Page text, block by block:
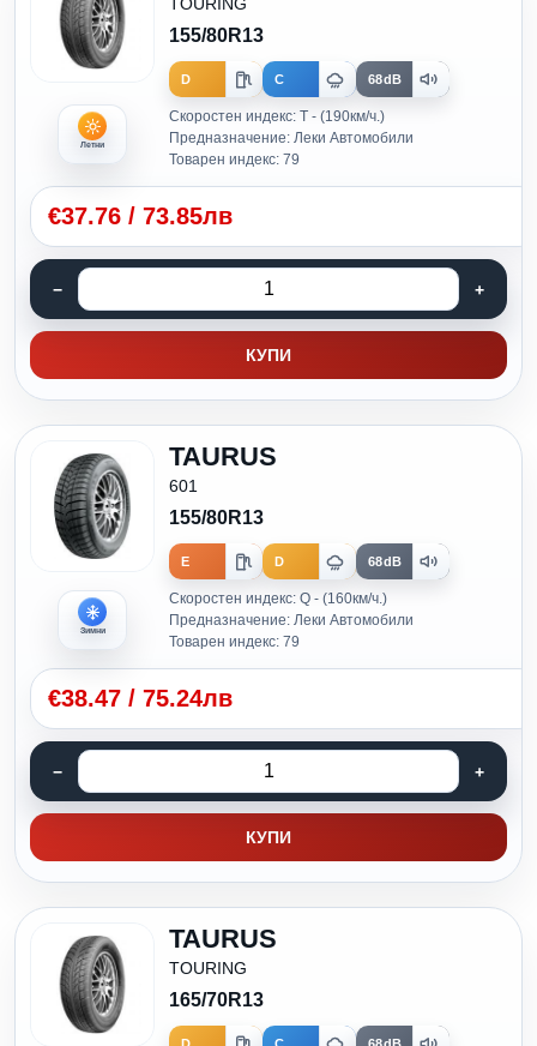
Летни
155/80R13
D C 68dB
Скоростен индекс: T - (190км/ч.)
Предназначение: Леки Автомобили
Товарен индекс: 79
€37.76 / 73.85лв
КУПИ
Зимни
TAURUS
601
155/80R13
E D 68dB
Скоростен индекс: Q - (160км/ч.)
Предназначение: Леки Автомобили
Товарен индекс: 79
€38.47 / 75.24лв
КУПИ
TAURUS
TOURING
165/70R13
D C 68dB